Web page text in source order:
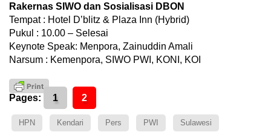
Rakernas SIWO dan Sosialisasi DBON
Tempat : Hotel D’blitz & Plaza Inn (Hybrid)
Pukul : 10.00 – Selesai
Keynote Speak: Menpora, Zainuddin Amali
Narsum : Kemenpora, SIWO PWI, KONI, KOI
Pages: 1 2
HPN Kendari Pers PWI Sulawesi